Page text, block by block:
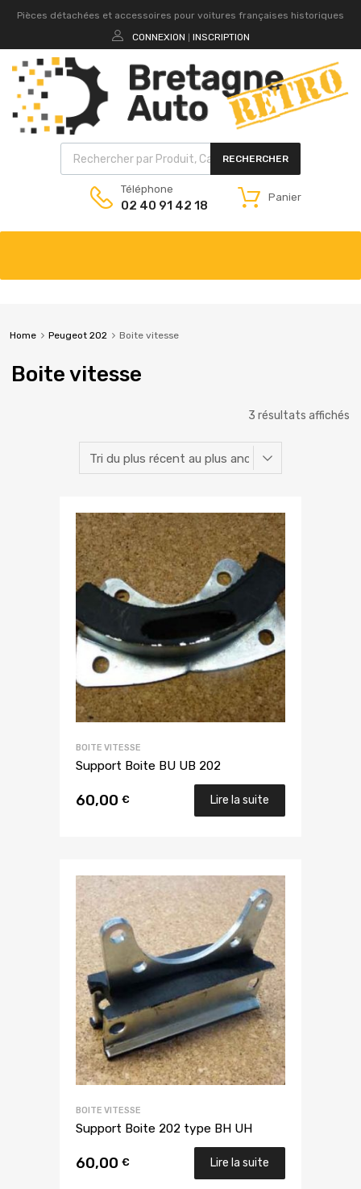
Pièces détachées et accessoires pour voitures françaises historiques
CONNEXION
INSCRIPTION
RECHERCHER
Téléphone
02 40 91 42 18
Panier
Home Peugeot 202 Boite vitesse
Boite vitesse
3 résultats affichés
BOITE VITESSE
Support Boite BU UB 202
60,00 € Lire la suite
BOITE VITESSE
Support Boite 202 type BH UH
60,00 € Lire la suite